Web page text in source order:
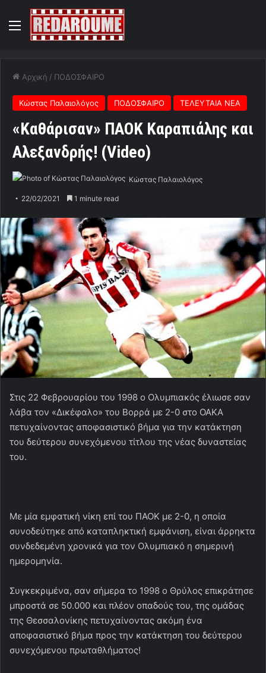
Menu
Αρχική / ΠΟΔΟΣΦΑΙΡΟ
Κώστας Παλαιολόγος ΠΟΔΟΣΦΑΙΡΟ ΤΕΛΕΥΤΑΙΑ ΝΕΑ
«Καθάρισαν» ΠΑΟΚ Καραπιάλης και
Αλεξανδρής! (Video)
Κώστας Παλαιολόγος
22/02/2021 1 minute read
Στις 22 Φεβρουαρίου του 1998 ο Ολυμπιακός έλιωσε σαν
λάβα τον «Δικέφαλο» του Βορρά με 2-0 στο ΟΑΚΑ
πετυχαίνοντας αποφασιστικό βήμα για την κατάκτηση
του δεύτερου συνεχόμενου τίτλου της νέας δυναστείας
του.
Με μία εμφατική νίκη επί του ΠΑΟΚ με 2-0, η οποία
συνοδεύτηκε από καταπληκτική εμφάνιση, είναι άρρηκτα
συνδεδεμένη χρονικά για τον Ολυμπιακό η σημερινή
ημερομηνία.
Συγκεκριμένα, σαν σήμερα το 1998 ο Θρύλος επικράτησε
μπροστά σε 50.000 και πλέον οπαδούς του, της ομάδας
της Θεσσαλονίκης πετυχαίνοντας ακόμη ένα
αποφασιστικό βήμα προς την κατάκτηση του δεύτερου
συνεχόμενου πρωταθλήματος!